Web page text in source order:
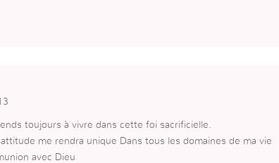
toujours à vivre dans cette foi sacrificielle.
me rendra unique Dans tous les domaines de ma vie
avec Dieu